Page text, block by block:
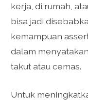
kerja, di rumah,
bisa jadi
kemampuan
dalam
takut atau cemas.
Untuk